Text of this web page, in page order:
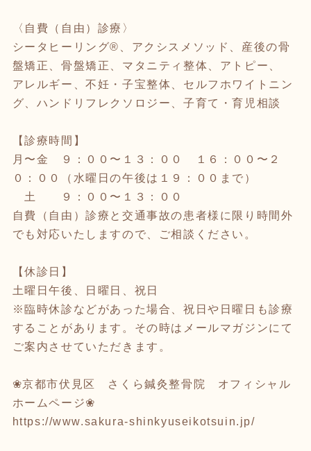
〈自費（自由）診療〉
シータヒーリング®、アクシスメソッド、産後の骨
盤矯正、骨盤矯正、マタニティ整体、アトピー、
アレルギー、不妊・子宝整体、セルフホワイトニン
グ、ハンドリフレクソロジー、子育て・育児相談
【診療時間】
月〜金 ９：００〜１３：００ １６：００〜２
０：００（水曜日の午後は１９：００まで）
土 ９：００〜１３：００
自費（自由）診療と交通事故の患者様に限り時間外
でも対応いたしますので、ご相談ください。
【休診日】
土曜日午後、日曜日、祝日
※臨時休診などがあった場合、祝日や日曜日も診療
することがあります。その時はメールマガジンにて
ご案内させていただきます。
❀京都市伏見区 さくら鍼灸整骨院 オフィシャル
ホームページ❀
https://www.sakura-shinkyuseikotsuin.jp/